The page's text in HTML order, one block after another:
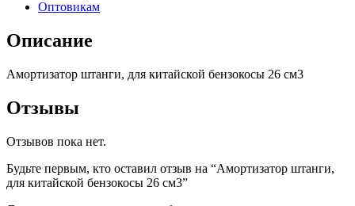
Оптовикам
Описание
Амортизатор штанги, для китайской бензокосы 26 см3
Отзывы
Отзывов пока нет.
Будьте первым, кто оставил отзыв на “Амортизатор штанги,
для китайской бензокосы 26 см3”